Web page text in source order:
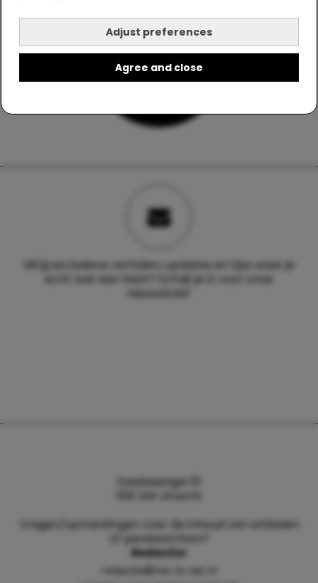
Adjust preferences
Agree and close
Wil jij exclusieve verhalen, updates en tips waar je
echt wat aan hebt? Schrijf je in voor onze
nieuwsbrief.
Daalsesingel 51
3511 SW Utrecht
Vragen/opmerkingen over de inhoud van artikelen
of persberichten?
Redactie:
redactie@me-to-we.nl